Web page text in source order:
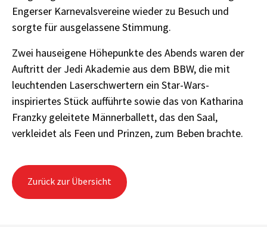
Engerser Karnevalsvereine wieder zu Besuch und
sorgte für ausgelassene Stimmung.
Zwei hauseigene Höhepunkte des Abends waren der
Auftritt der Jedi Akademie aus dem BBW, die mit
leuchtenden Laserschwertern ein Star-Wars-
inspiriertes Stück aufführte sowie das von Katharina
Franzky geleitete Männerballett, das den Saal,
verkleidet als Feen und Prinzen, zum Beben brachte.
Zurück zur Übersicht